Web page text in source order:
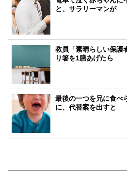
と、サラリーマンが
教員「素晴らしい保護
り箸を1膳あげたら
最後の一つを兄に食べ
に、代替案を出すと